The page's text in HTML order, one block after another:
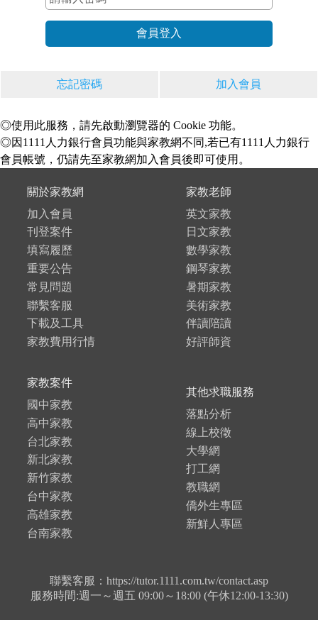
忘記密碼 加入會員
◎使用此服務，請先啟動瀏覽器的 Cookie 功能。
◎因1111人力銀行會員功能與家教網不同,若已有1111人力銀行
會員帳號，仍請先至家教網加入會員後即可使用。
關於家教網
加入會員
刊登案件
填寫履歷
重要公告
常見問題
聯繫客服
下載及工具
家教費用行情
家教老師
英文家教
日文家教
數學家教
鋼琴家教
暑期家教
美術家教
伴讀陪讀
好評師資
家教案件
國中家教
高中家教
台北家教
新北家教
新竹家教
台中家教
高雄家教
台南家教
其他求職服務
落點分析
線上校徵
大學網
打工網
教職網
僑外生專區
新鮮人專區
聯繫客服：https://tutor.1111.com.tw/contact.asp
服務時間:週一～週五 09:00～18:00 (午休12:00-13:30)